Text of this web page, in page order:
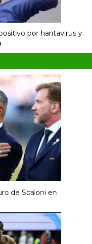
por hantavirus y
de Scaloni en